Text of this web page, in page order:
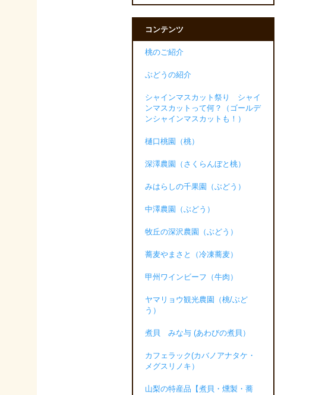
コンテンツ
桃のご紹介
ぶどうの紹介
シャインマスカット祭り シャイ
ンマスカットって何？（ゴールデ
ンシャインマスカットも！）
樋口桃園（桃）
深澤農園（さくらんぼと桃）
みはらしの千果園（ぶどう）
中澤農園（ぶどう）
牧丘の深沢農園（ぶどう）
蕎麦やまさと（冷凍蕎麦）
甲州ワインビーフ（牛肉）
ヤマリョウ観光農園（桃/ぶど
う）
煮貝 みな与 (あわびの煮貝）
カフェラック(カバノアナタケ・
メグスリノキ）
山梨の特産品【煮貝・燻製・蕎